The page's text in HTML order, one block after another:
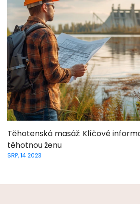
Těhotenská masáž: Klíčové
těhotnou ženu
SRP, 14 2023